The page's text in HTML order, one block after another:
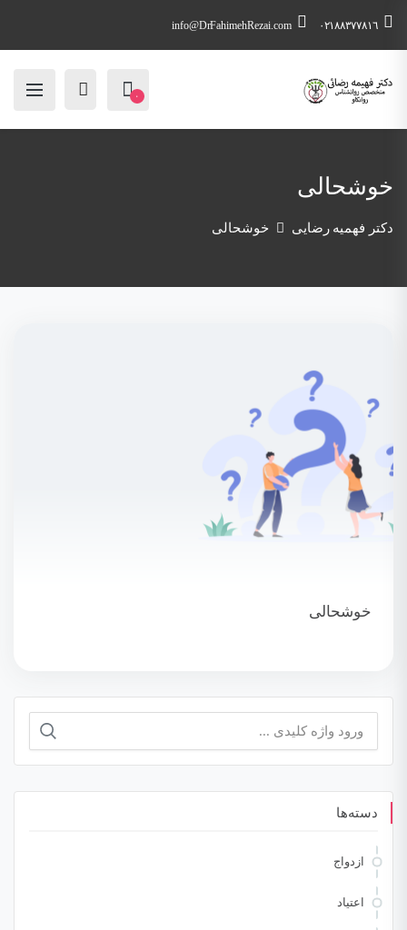
٠٢١٨٨٣٧٧٨١٦ info@DrFahimehRezai.com
۰
خوشحالی
دکتر فهمیه رضایی خوشحالی
خوشحالی
جستجو
دسته‌ها
ازدواج
اعتیاد